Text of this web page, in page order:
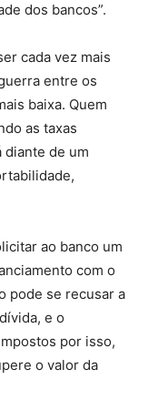
dos bancos”.
cada vez mais
entre os
baixa. Quem
as taxas
diante de um
ao banco um
com o
pode se recusar a
e o
por isso,
o valor da